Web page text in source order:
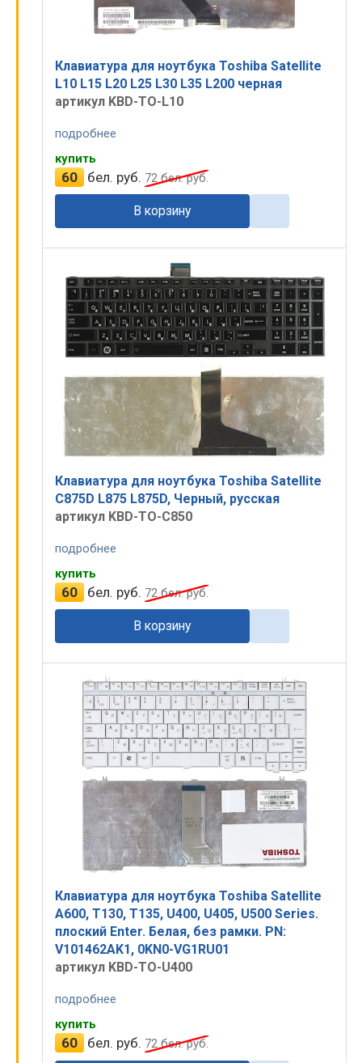
Клавиатура для ноутбука Toshiba Satellite
L10 L15 L20 L25 L30 L35 L200 черная
артикул KBD-TO-L10
подробнее
купить
60 бел. руб. 72бел. руб.
В корзину
Клавиатура для ноутбука Toshiba Satellite
C875D L875 L875D, Черный, русская
артикул KBD-TO-C850
подробнее
купить
60 бел. руб. 72бел. руб.
В корзину
Клавиатура для ноутбука Toshiba Satellite
A600, T130, T135, U400, U405, U500 Series.
плоский Enter. Белая, без рамки. PN:
V101462AK1, 0KN0-VG1RU01
артикул KBD-TO-U400
подробнее
купить
60 бел. руб. 72бел. руб.